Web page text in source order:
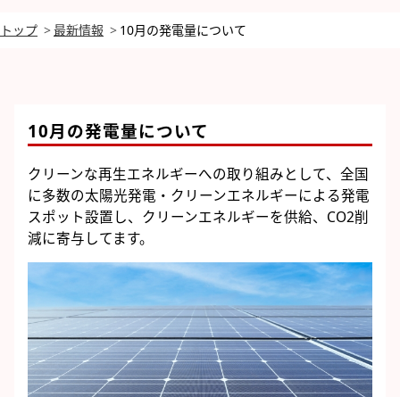
トップ 最新情報 10月の発電量について
10月の発電量について
クリーンな再生エネルギーへの取り組みとして、全国
に多数の太陽光発電・クリーンエネルギーによる発電
スポット設置し、クリーンエネルギーを供給、CO2削
減に寄与してます。